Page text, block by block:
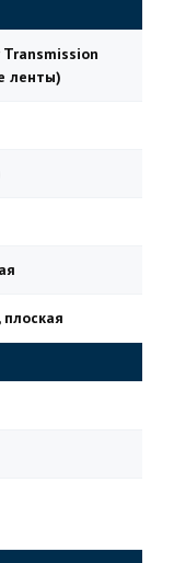
Transmission
ленты)